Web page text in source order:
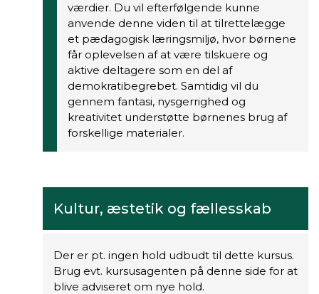
værdier. Du vil efterfølgende kunne
anvende denne viden til at tilrettelægge
et pædagogisk læringsmiljø, hvor børnene
får oplevelsen af at være tilskuere og
aktive deltagere som en del af
demokratibegrebet. Samtidig vil du
gennem fantasi, nysgerrighed og
kreativitet understøtte børnenes brug af
forskellige materialer.
Kultur, æstetik og fællesskab
Der er pt. ingen hold udbudt til dette kursus.
Brug evt. kursusagenten på denne side for at
blive adviseret om nye hold.